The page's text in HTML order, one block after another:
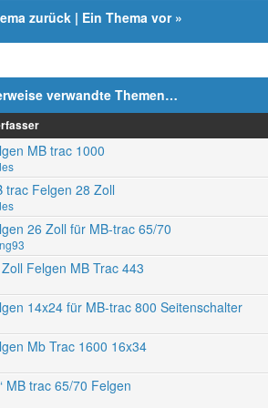
zurück | Ein Thema vor»
verwandte Themen…
MB trac 1000
trac Felgen 28 Zoll
26 Zoll für MB-trac 65/70
Felgen MB Trac 443
14x24 für MB-trac 800 Seitenschalter
Mb Trac 1600 16x34
MB trac 65/70 Felgen